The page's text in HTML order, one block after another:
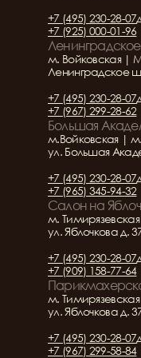
+7 (495) 230-28-07
+7 (925) 000-01-96
м. Войковская |
Ленинградское
+7 (495) 230-28-07
+7 (967) 299-28-62
Большая
м.Войковская |
ул. Большая
+7 (495) 230-28-07
+7 (965) 345-94-32
Салон на
м.
ул. Яблочкова д.
+7 (495) 230-28-07
+7 (909) 158-77-64
м.
ул. Яблочкова д.
+7 (495) 230-28-07
+7 (967) 299-58-84